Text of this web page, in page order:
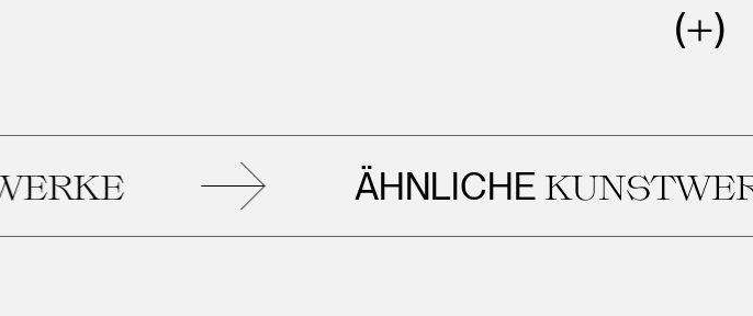
ÄHNLICHEKUNSTWERKE